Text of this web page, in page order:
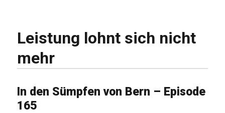
Leistung lohnt sich nicht
mehr
In den Sümpfen von Bern – Episode
165